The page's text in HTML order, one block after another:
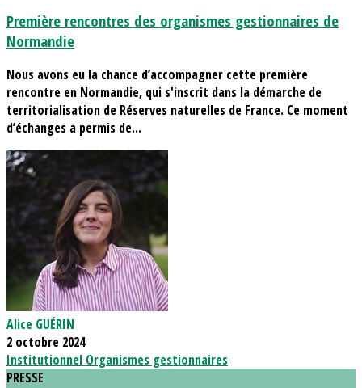
Première rencontres des organismes gestionnaires de
Normandie
Nous avons eu la chance d’accompagner cette première
rencontre en Normandie, qui s'inscrit dans la démarche de
territorialisation de Réserves naturelles de France. Ce moment
d’échanges a permis de...
Alice GUÉRIN
2 octobre 2024
Institutionnel Organismes gestionnaires
PRESSE